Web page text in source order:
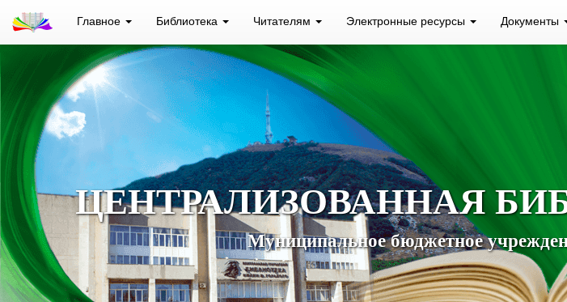
Главное Библиотека Читателям Электронные ресурсы Документы
ЦЕНТРАЛИЗОВАННАЯ
Муниципальное бюджетное